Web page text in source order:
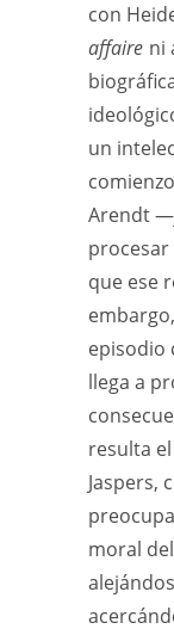
con
affaire ni
un
Arendt
que ese
episodio
llega a
resulta
Jaspers,
moral